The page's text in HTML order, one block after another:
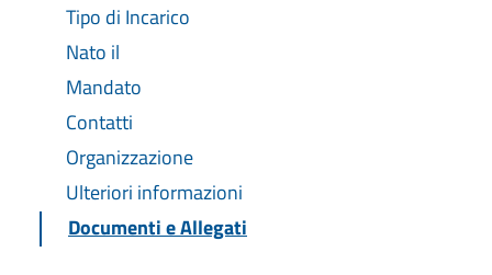
Tipo di Incarico
Nato il
Mandato
Contatti
Organizzazione
Ulteriori informazioni
Documenti e Allegati